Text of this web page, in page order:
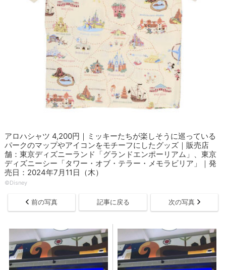
アロハシャツ 4,200円｜ミッキーたちが楽しそうに巡っている
パークのマップやアイコンをモチーフにしたグッズ｜販売店
舗：東京ディズニーランド「グランドエンポーリアム」、東京
ディズニーシー「タワー・オブ・テラー・メモラビリア」｜発
売日：2024年7月11日（木）
©Disney
前の写真 記事に戻る 次の写真